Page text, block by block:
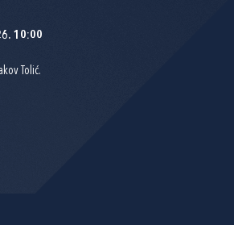
10:00
Tolić.